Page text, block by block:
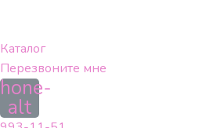
содержимому
Каталог
Перезвоните мне
alt